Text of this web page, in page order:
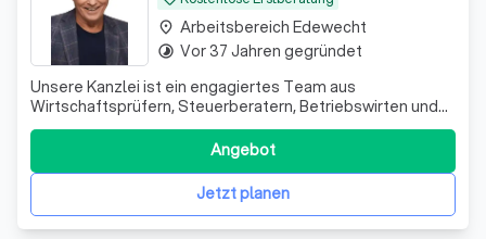
Unsere Kanzlei ist ein engagiertes Team aus
Wirtschaftsprüfern, Steuerberatern, Betriebswirten und
Fachanwälten. Seit 1995 unterstützen wir unsere
Mandanten erfolgreich in schwierigen Finanzsituationen.
Wir sehen uns nicht nur als Ansprechpartner, sondern auch
als Ratgeber und Umsetzer von Lösungen.
Jetzt planen
Angebot
place Arbeitsbereich Edewecht
timelapse Vor 37 Jahren gegründet